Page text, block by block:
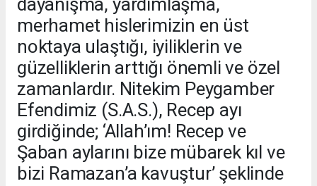
merhamet hislerimizin en üst
noktaya ulaştığı, iyiliklerin ve
güzelliklerin arttığı önemli ve özel
zamanlardır. Nitekim Peygamber
Efendimiz (S.A.S.), Recep ayı
girdiğinde; ‘Allah’ım! Recep ve
Şaban aylarını bize mübarek kıl ve
bizi Ramazan’a kavuştur’ şeklinde